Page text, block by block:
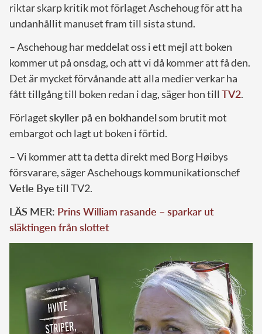
riktar skarp kritik mot förlaget Aschehoug för att ha
undanhållit manuset fram till sista stund.
– Aschehoug har meddelat oss i ett mejl att boken
kommer ut på onsdag, och att vi då kommer att få den.
Det är mycket förvånande att alla medier verkar ha
fått tillgång till boken redan i dag, säger hon till TV2.
Förlagetskyller på en bokhandelsom brutit mot
embargot och lagt ut boken i förtid.
– Vi kommer att ta detta direkt med Borg Høibys
försvarare, säger Aschehougs kommunikationschef
Vetle Byetill TV2.
LÄS MER: Prins William rasande – sparkar ut
släktingen från slottet